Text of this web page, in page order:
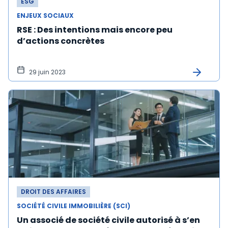
ENJEUX SOCIAUX
RSE : Des intentions mais encore peu
d’actions concrètes
29 juin 2023
DROIT DES AFFAIRES
SOCIÉTÉ CIVILE IMMOBILIÈRE (SCI)
Un associé de société civile autorisé à s’en